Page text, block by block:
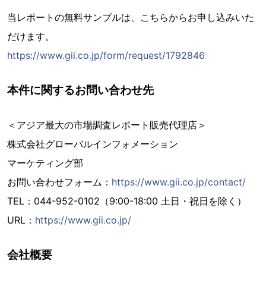
当レポートの無料サンプルは、こちらからお申し込みいた
だけます。
https://www.gii.co.jp/form/request/1792846
本件に関するお問い合わせ先
＜アジア最大の市場調査レポート販売代理店＞
株式会社グローバルインフォメーション
マーケティング部
お問い合わせフォーム： https://www.gii.co.jp/contact/
TEL：044-952-0102（9:00-18:00 土日・祝日を除く）
URL： https://www.gii.co.jp/
会社概要